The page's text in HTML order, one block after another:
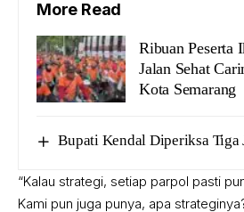
More Read
Ribuan Peserta
Jalan Sehat
Kota Semarang
Bupati Kendal Diperiksa Tiga
“Kalau strategi, setiap parpol pasti
Kami pun juga punya, apa